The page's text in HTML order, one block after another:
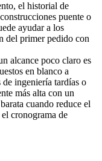
el historial de
puente o
ayudar a los
del primer pedido con
alcance poco claro es
en blanco a
de ingeniería tardías o
más alta con un
cuando reduce el
cronograma de